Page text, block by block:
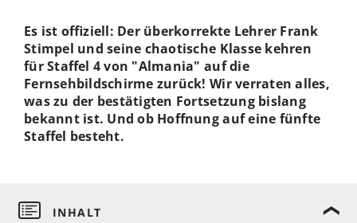
Es ist offiziell: Der überkorrekte Lehrer Frank
Stimpel und seine chaotische Klasse kehren
für Staffel 4 von "Almania" auf die
Fernsehbildschirme zurück! Wir verraten alles,
was zu der bestätigten Fortsetzung bislang
bekannt ist. Und ob Hoffnung auf eine fünfte
Staffel besteht.